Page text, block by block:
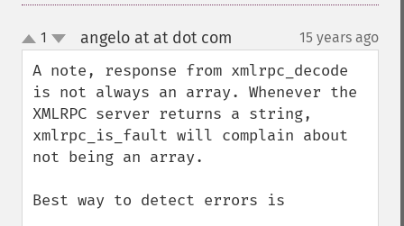
up
down
1 angelo at at dot com 15 years ago
A note, response from xmlrpc_decode
is not always an array. Whenever the
XMLRPC server returns a string,
xmlrpc_is_fault will complain about
not being an array.
Best way to detect errors is